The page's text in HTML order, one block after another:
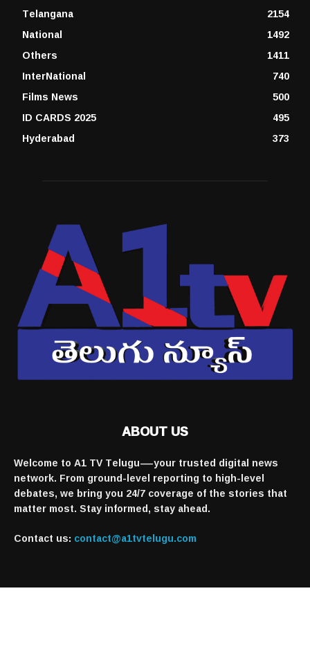
Telangana
2154
National
1492
Others
1411
InterNational
740
Films News
500
ID CARDS 2025
495
Hyderabad
373
ABOUT US
Welcome to A1 TV Telugu—your trusted digital news
network. From ground-level reporting to high-level
debates, we bring you 24/7 coverage of the stories that
matter most. Stay informed, stay ahead.
Contact us: contact@a1tvtelugu.com
FOLLOW US